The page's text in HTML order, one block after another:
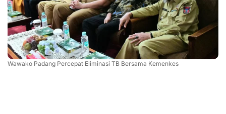
Wawako Padang Percepat Eliminasi TB Bersama Kemenkes